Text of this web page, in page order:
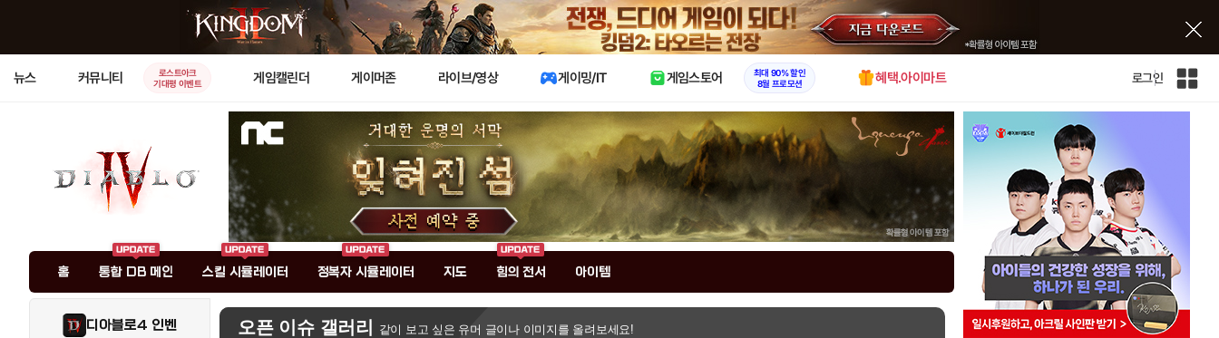
X
뉴스 커뮤니티
로스트아크
기대평 이벤트
게임캘린더 게이머존 라이브/영상 게이밍/IT 게임스토어
최대 90% 할인
8월 프로모션
혜택.아이마트 로그인
인
홈 통합 DB 메인 스킬 시뮬레이터 정복자 시뮬레이터 지도 힘의 전서 아이템
디아블로4 인벤 오픈 이슈 갤러리 같이 보고 싶은 유머 글이나 이미지를 올려보세요!